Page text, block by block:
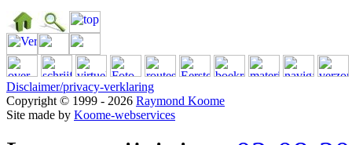
Disclaimer/privacy-verklaring
Copyright © 1999 - 2026 Raymond Koome
Site made by Koome-webservices